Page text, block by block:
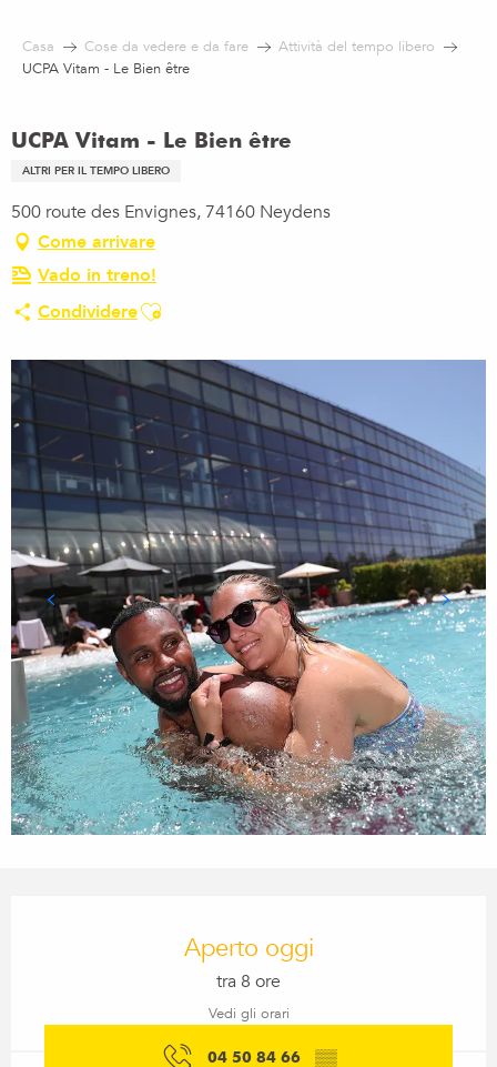
contenu
Casa Cose da vedere e da fare
Attività del tempo libero
UCPA Vitam - Le Bien être
UCPA Vitam - Le Bien être
ALTRI PER IL TEMPO LIBERO
500 route des Envignes, 74160 Neydens
Come arrivare
Vado in treno!
CondividereAjouter aux favoris
Aperto oggi
tra 8 ore
Vedi gli orari
04 50 84 66 ▒▒